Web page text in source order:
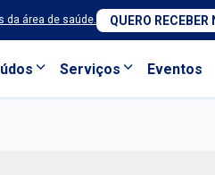
da área de saúde. QUERO RECEBER
Serviços Eventos